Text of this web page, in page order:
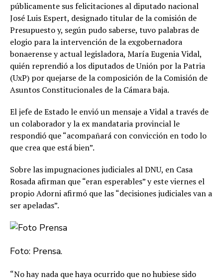
públicamente sus felicitaciones al diputado nacional
José Luis Espert, designado titular de la comisión de
Presupuesto y, según pudo saberse, tuvo palabras de
elogio para la intervención de la exgobernadora
bonaerense y actual legisladora, María Eugenia Vidal,
quién reprendió a los diputados de Unión por la Patria
(UxP) por quejarse de la composición de la Comisión de
Asuntos Constitucionales de la Cámara baja.
El jefe de Estado le envió un mensaje a Vidal a través de
un colaborador y la ex mandataria provincial le
respondió que “acompañará con convicción en todo lo
que crea que está bien”.
Sobre las impugnaciones judiciales al DNU, en Casa
Rosada afirman que “eran esperables” y este viernes el
propio Adorni afirmó que las “decisiones judiciales van a
ser apeladas”.
Foto: Prensa.
“No hay nada que haya ocurrido que no hubiese sido